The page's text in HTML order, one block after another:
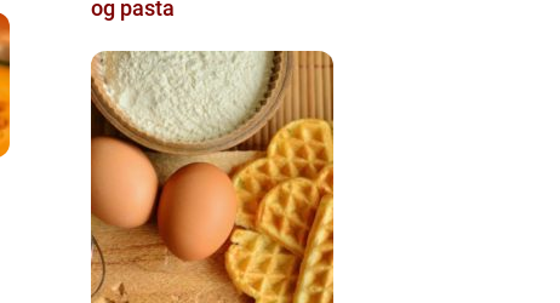
og pasta